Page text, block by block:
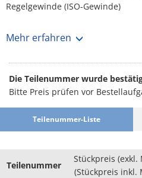
Regelgewinde (ISO-Gewinde)
Gewinde) ist in den Größen 5 -
Ausführungen sind bezüglich der
Unbehandelt, Chromatiert (III-
in unserem Onlineshop sind in
finden Sie andere Produkte
Mehr erfahren
Die Teilenummer wurde
Bitte Preis prüfen vor
Teilenummer-Liste
Teilenummer
Stückpreis (exkl.
(Stückpreis inkl.